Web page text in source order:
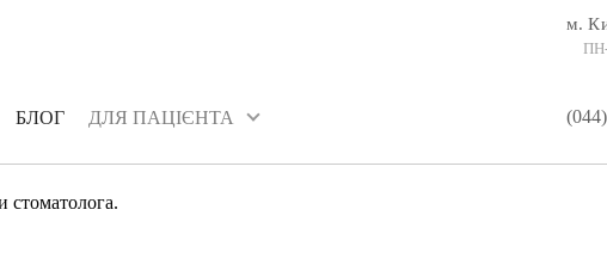
БЛОГ ДЛЯ ПАЦІЄНТА
м.
м.
ПН-ПТ
стоматолога.